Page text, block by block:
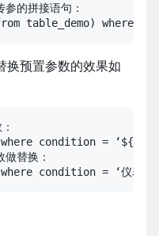
的拼接语句：
where
换预置参数的效果如
condition =
替换：
condition = ‘仪表板筛